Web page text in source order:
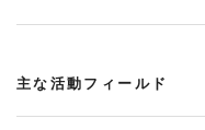
主な活動フィールド